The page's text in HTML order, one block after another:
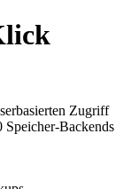
Zugriff
Backends